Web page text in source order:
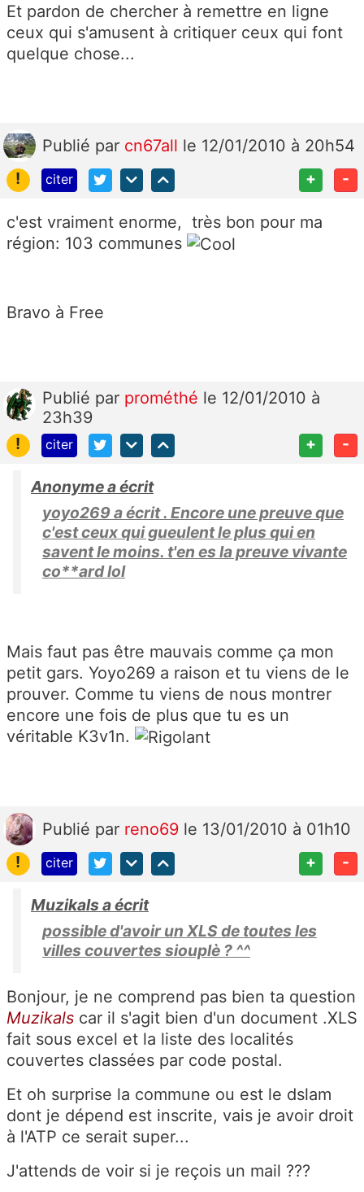
Et pardon de chercher à remettre en ligne
ceux qui s'amusent à critiquer ceux qui font
quelque chose...
Publié par cn67all le 12/01/2010 à 20h54
!
citer + -
c'est vraiment enorme, très bon pour ma
région: 103 communes
Bravo à Free
Publié par prométhé le 12/01/2010 à
23h39
!
citer + -
Anonyme a écrit
yoyo269 a écrit . Encore une preuve que
c'est ceux qui gueulent le plus qui en
savent le moins. t'en es la preuve vivante
co**ard lol
Mais faut pas être mauvais comme ça mon
petit gars. Yoyo269 a raison et tu viens de le
prouver. Comme tu viens de nous montrer
encore une fois de plus que tu es un
véritable K3v1n.
Publié par reno69 le 13/01/2010 à 01h10
!
citer + -
Muzikals a écrit
possible d'avoir un XLS de toutes les
villes couvertes siouplè ? ^^
Bonjour, je ne comprend pas bien ta question
Muzikals car il s'agit bien d'un document .XLS
fait sous excel et la liste des localités
couvertes classées par code postal.
Et oh surprise la commune ou est le dslam
dont je dépend est inscrite, vais je avoir droit
à l'ATP ce serait super...
J'attends de voir si je reçois un mail ???